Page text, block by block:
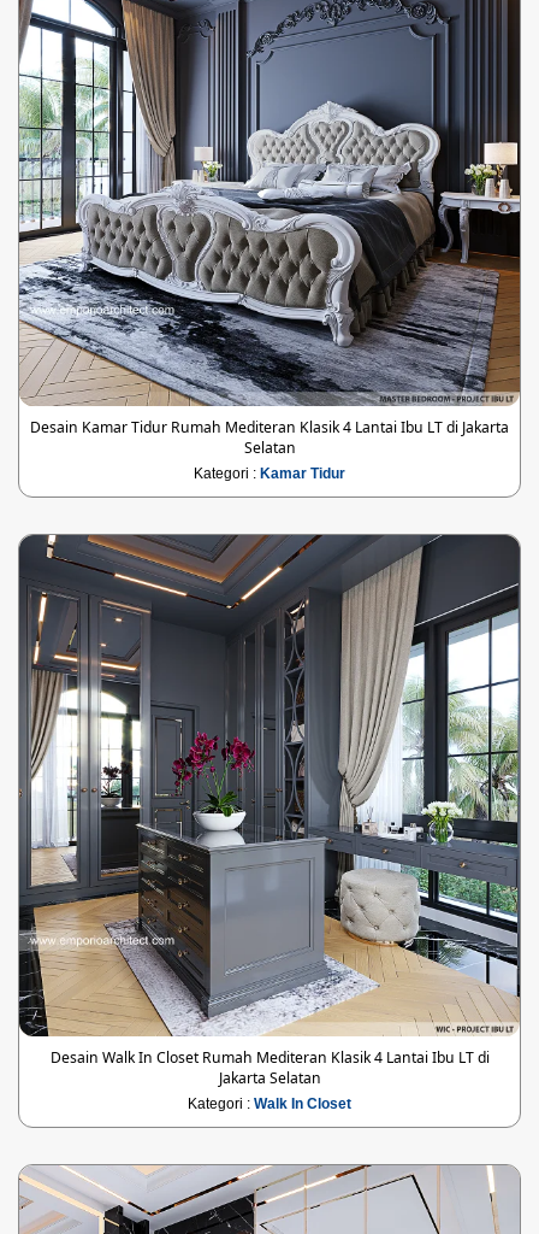
Desain Kamar Tidur Rumah Mediteran Klasik 4 Lantai Ibu LT di Jakarta
Selatan
Kategori : Kamar Tidur
Desain Walk In Closet Rumah Mediteran Klasik 4 Lantai Ibu LT di
Jakarta Selatan
Kategori : Walk In Closet